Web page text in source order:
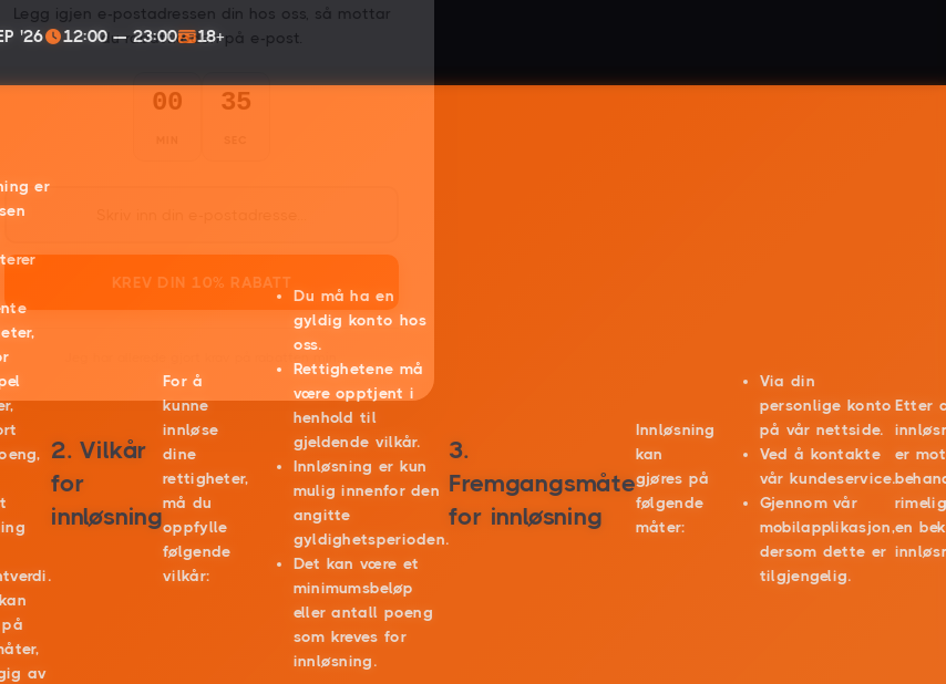
'26 12:00 — 23:00 18+
er
av
2. Vilkår
for
innløsning
For å
kunne
innløse
dine
rettigheter,
må du
oppfylle
følgende
vilkår:
Du må ha en
gyldig konto hos
oss.
Rettighetene må
være opptjent i
henhold til
gjeldende vilkår.
Innløsning er kun
mulig innenfor den
angitte
gyldighetsperioden.
Det kan være et
minimumsbeløp
eller antall poeng
som kreves for
innløsning.
3.
Fremgangsmåte
for innløsning
Innløsning
kan
gjøres på
følgende
måter:
Via din
personlige konto
på vår nettside.
Ved å kontakte
vår kundeservice.
Gjennom vår
mobilapplikasjon,
dersom dette er
tilgjengelig.
Etter
er
en
Legg igjen e-postadressen din hos oss, så mottar
du rabattkoden på e-post.
00 33
KREV DIN 10% RABATT